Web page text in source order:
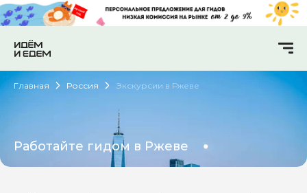
Главная Россия Экскурсии в Ржеве
Работайте гидом в Ржеве